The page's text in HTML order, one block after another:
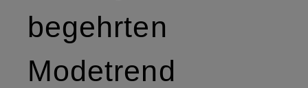
begehrten
Modetrend